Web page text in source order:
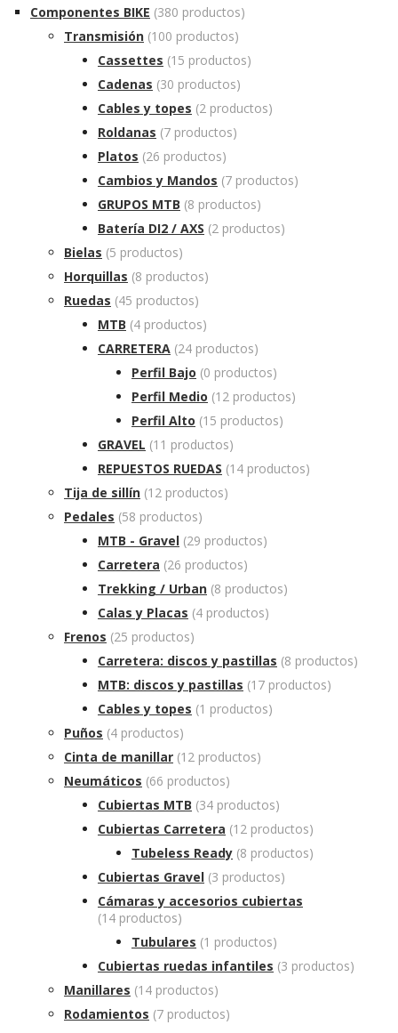
Componentes BIKE (380 productos)
Transmisión (100 productos)
Cassettes (15 productos)
Cadenas (30 productos)
Cables y topes (2 productos)
Roldanas (7 productos)
Platos (26 productos)
Cambios y Mandos (7 productos)
GRUPOS MTB (8 productos)
Batería DI2 / AXS (2 productos)
Bielas (5 productos)
Horquillas (8 productos)
Ruedas (45 productos)
MTB (4 productos)
CARRETERA (24 productos)
Perfil Bajo (0 productos)
Perfil Medio (12 productos)
Perfil Alto (15 productos)
GRAVEL (11 productos)
REPUESTOS RUEDAS (14 productos)
Tija de sillín (12 productos)
Pedales (58 productos)
MTB - Gravel (29 productos)
Carretera (26 productos)
Trekking / Urban (8 productos)
Calas y Placas (4 productos)
Frenos (25 productos)
Carretera: discos y pastillas (8 productos)
MTB: discos y pastillas (17 productos)
Cables y topes (1 productos)
Puños (4 productos)
Cinta de manillar (12 productos)
Neumáticos (66 productos)
Cubiertas MTB (34 productos)
Cubiertas Carretera (12 productos)
Tubeless Ready (8 productos)
Cubiertas Gravel (3 productos)
Cámaras y accesorios cubiertas
(14 productos)
Tubulares (1 productos)
Cubiertas ruedas infantiles (3 productos)
Manillares (14 productos)
Rodamientos (7 productos)